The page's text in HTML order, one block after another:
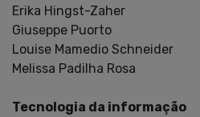
Erika Hingst-Zaher
Giuseppe Puorto
Louise Mamedio Schneider
Melissa Padilha Rosa
Tecnologia da informação